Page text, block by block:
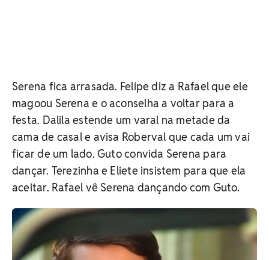
Serena fica arrasada. Felipe diz a Rafael que ele
magoou Serena e o aconselha a voltar para a
festa. Dalila estende um varal na metade da
cama de casal e avisa Roberval que cada um vai
ficar de um lado. Guto convida Serena para
dançar. Terezinha e Eliete insistem para que ela
aceitar. Rafael vê Serena dançando com Guto.